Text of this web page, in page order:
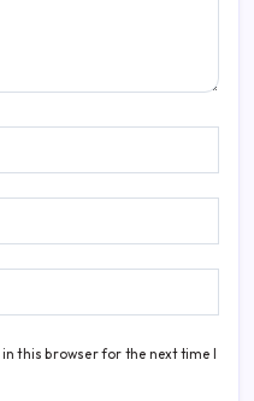
this browser for the next time I